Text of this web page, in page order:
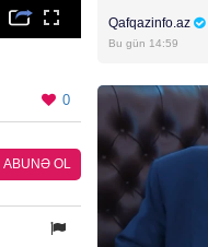
0
ABUNƏ OL
Qafqazinfo.az
Bu gün 14:59